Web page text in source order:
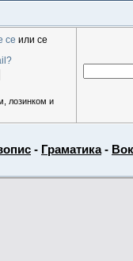
се или се
лозинком и
- Граматика-